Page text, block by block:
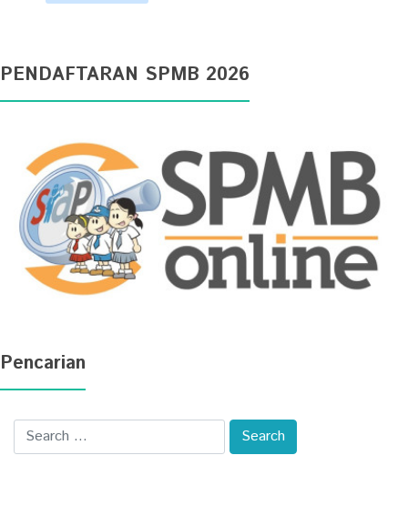
PENDAFTARAN SPMB 2026
Pencarian